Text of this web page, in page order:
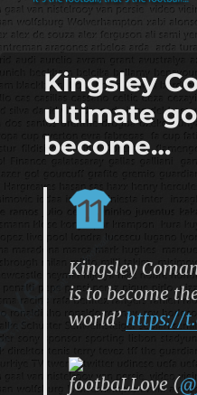
footbaLLove
Kingsley
ultimate
become…
Kingsley
is to become
world’ https://
footbaLLove (